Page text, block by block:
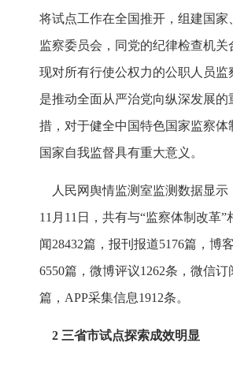
将试点工作在全国推开，组建国家
监察委员会，同党的纪律检查机关
现对所有行使公权力的公职人员监
是推动全面从严治党向纵深发展的
措，对于健全中国特色国家监察体
国家自我监督具有重大意义。
人民网舆情监测室监测数据显示
11月11日，共有与“监察体制改革”
闻28432篇，报刊报道5176篇，博
6550篇，微博评议1262条，微信订
篇，APP采集信息1912条。
2 三省市试点探索成效明显